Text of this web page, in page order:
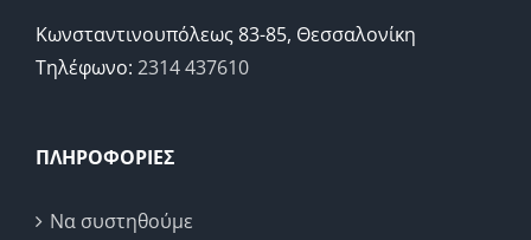
Κωνσταντινουπόλεως 83-85, Θεσσαλονίκη
Τηλέφωνο: 2314 437610
ΠΛΗΡΟΦΟΡΙΕΣ
Να συστηθούμε